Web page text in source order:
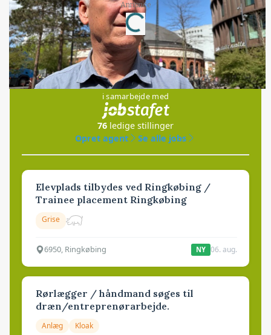
Annonce
Loading...
Jobs
i samarbejde med
76 ledige stillinger
Opret agent
Se alle jobs
Elevplads tilbydes ved Ringkøbing /
Trainee placement Ringkøbing
Grise
6950, Ringkøbing NY 06. aug.
Rørlægger / håndmand søges til
dræn/entreprenørarbejde.
Anlæg Kloak